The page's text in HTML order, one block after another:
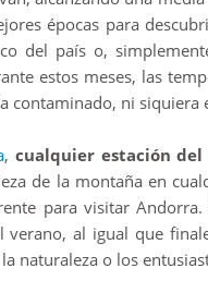
épocas para
del país o,
estos meses, las
contaminado, ni siquiera
, cualquier estación
de la montaña en
para visitar
al igual que
naturaleza o los